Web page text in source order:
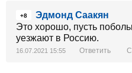
+8
Эдмонд Саакян
Это хорошо, пусть
уезжают в Россию.
16.07.2021 15:55 Ответить